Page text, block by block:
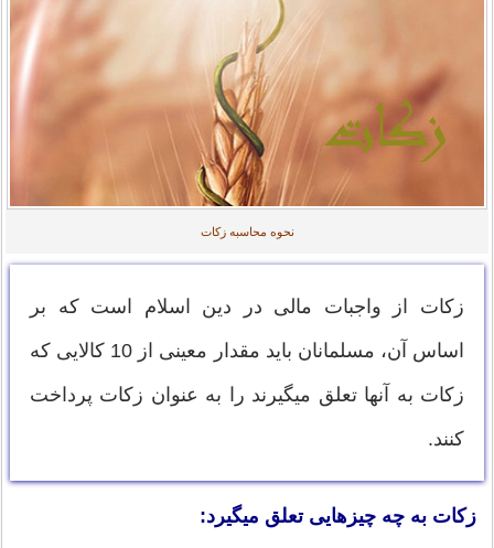
نحوه محاسبه زکات
زکات از واجبات مالی در دین اسلام است که بر
اساس آن، مسلمانان باید مقدار معینی از 10 کالایی که
زکات به آنها تعلق میگیرند را به عنوان زکات پرداخت
کنند.
زکات به چه چیزهایی تعلق میگیرد: